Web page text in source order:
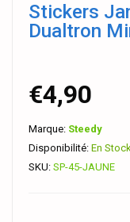
Stickers
Dualtron
€4,90
Marque: Steedy
Disponibilité: En
SKU: SP-45-JAUNE